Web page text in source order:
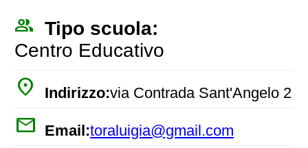
people_outline Tipo scuola:
Centro Educativo
place Indirizzo:via Contrada Sant'Angelo 2
mail Email:toraluigia@gmail.com